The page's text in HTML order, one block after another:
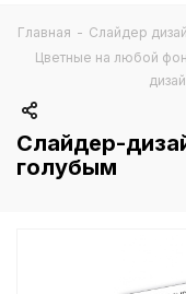
Главная - Слайдер
Цветные на любой
Слайдер-
голубым